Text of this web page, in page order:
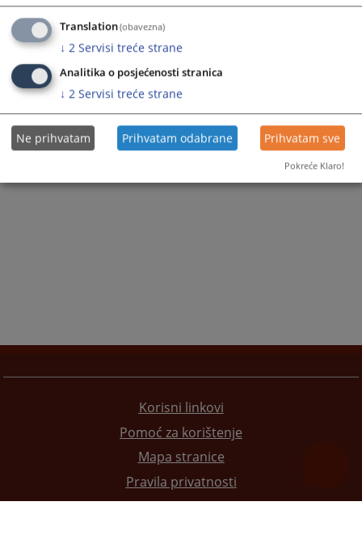
Korisni linkovi
Pomoć za korištenje
Mapa stranice
Pravila privatnosti
Translation(obavezna)
↓ 2 Servisi treće strane
Analitika o posjećenosti stranica
↓ 2 Servisi treće strane
Ne prihvatam Prihvatam odabrane Prihvatam sve
Pokreće Klaro!